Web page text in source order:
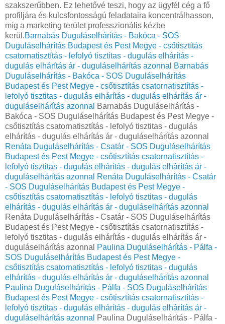
szakszerűbben. Ez lehetővé teszi, hogy az ügyfél cég a fő
profiljára és kulcsfontosságú feladataira koncentrálhasson,
míg a marketing terület professzionális kézbe
kerül.Barnabás Duguláselhárítás - Bakóca - SOS
Duguláselhárítás Budapest és Pest Megye - csőtisztítás
csatornatisztítás - lefolyó tisztitas - dugulás elhárítás -
dugulás elhárítás ár - duguláselhárítás azonnal
Barnabás
Duguláselhárítás - Bakóca - SOS Duguláselhárítás
Budapest és Pest Megye - csőtisztítás csatornatisztítás -
lefolyó tisztitas - dugulás elhárítás - dugulás elhárítás ár -
duguláselhárítás azonnal
Barnabás Duguláselhárítás -
Bakóca - SOS Duguláselhárítás Budapest és Pest Megye -
csőtisztítás csatornatisztítás - lefolyó tisztitas - dugulás
elhárítás - dugulás elhárítás ár - duguláselhárítás azonnal
Renáta Duguláselhárítás - Csatár - SOS Duguláselhárítás
Budapest és Pest Megye - csőtisztítás csatornatisztítás -
lefolyó tisztitas - dugulás elhárítás - dugulás elhárítás ár -
duguláselhárítás azonnal
Renáta Duguláselhárítás - Csatár
- SOS Duguláselhárítás Budapest és Pest Megye -
csőtisztítás csatornatisztítás - lefolyó tisztitas - dugulás
elhárítás - dugulás elhárítás ár - duguláselhárítás azonnal
Renáta Duguláselhárítás - Csatár - SOS Duguláselhárítás
Budapest és Pest Megye - csőtisztítás csatornatisztítás -
lefolyó tisztitas - dugulás elhárítás - dugulás elhárítás ár -
duguláselhárítás azonnal
Paulina Duguláselhárítás - Pálfa -
SOS Duguláselhárítás Budapest és Pest Megye -
csőtisztítás csatornatisztítás - lefolyó tisztitas - dugulás
elhárítás - dugulás elhárítás ár - duguláselhárítás azonnal
Paulina Duguláselhárítás - Pálfa - SOS Duguláselhárítás
Budapest és Pest Megye - csőtisztítás csatornatisztítás -
lefolyó tisztitas - dugulás elhárítás - dugulás elhárítás ár -
duguláselhárítás azonnal
Paulina Duguláselhárítás - Pálfa -